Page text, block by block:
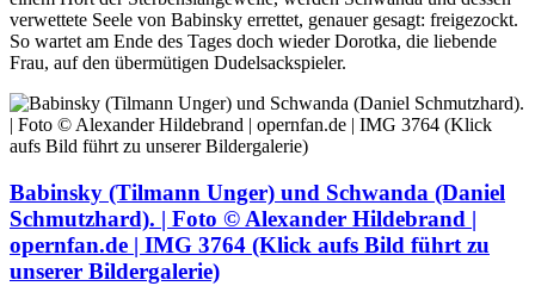
verwettete Seele von Babinsky errettet, genauer gesagt: freigezockt.
So wartet am Ende des Tages doch wieder Dorotka, die liebende
Frau, auf den übermütigen Dudelsackspieler.
Babinsky (Tilmann Unger) und Schwanda (Daniel
Schmutzhard). | Foto © Alexander Hildebrand |
opernfan.de | IMG 3764 (Klick aufs Bild führt zu
unserer Bildergalerie)